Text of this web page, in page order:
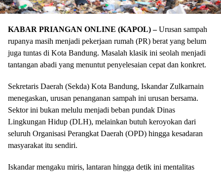
KABAR PRIANGAN ONLINE (KAPOL) –Urusan sampah
rupanya masih menjadi pekerjaan rumah (PR) berat yang belum
juga tuntas di Kota Bandung. Masalah klasik ini seolah menjadi
tantangan abadi yang menuntut penyelesaian cepat dan konkret.
​Sekretaris Daerah (Sekda) Kota Bandung, Iskandar Zulkarnain
menegaskan, urusan penanganan sampah ini urusan bersama.
Sektor ini bukan melulu menjadi beban pundak Dinas
Lingkungan Hidup (DLH), melainkan butuh keroyokan dari
seluruh Organisasi Perangkat Daerah (OPD) hingga kesadaran
masyarakat itu sendiri.
​Iskandar mengaku miris, lantaran hingga detik ini mentalitas